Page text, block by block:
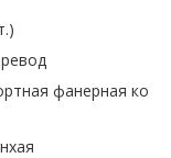
фанерная ко